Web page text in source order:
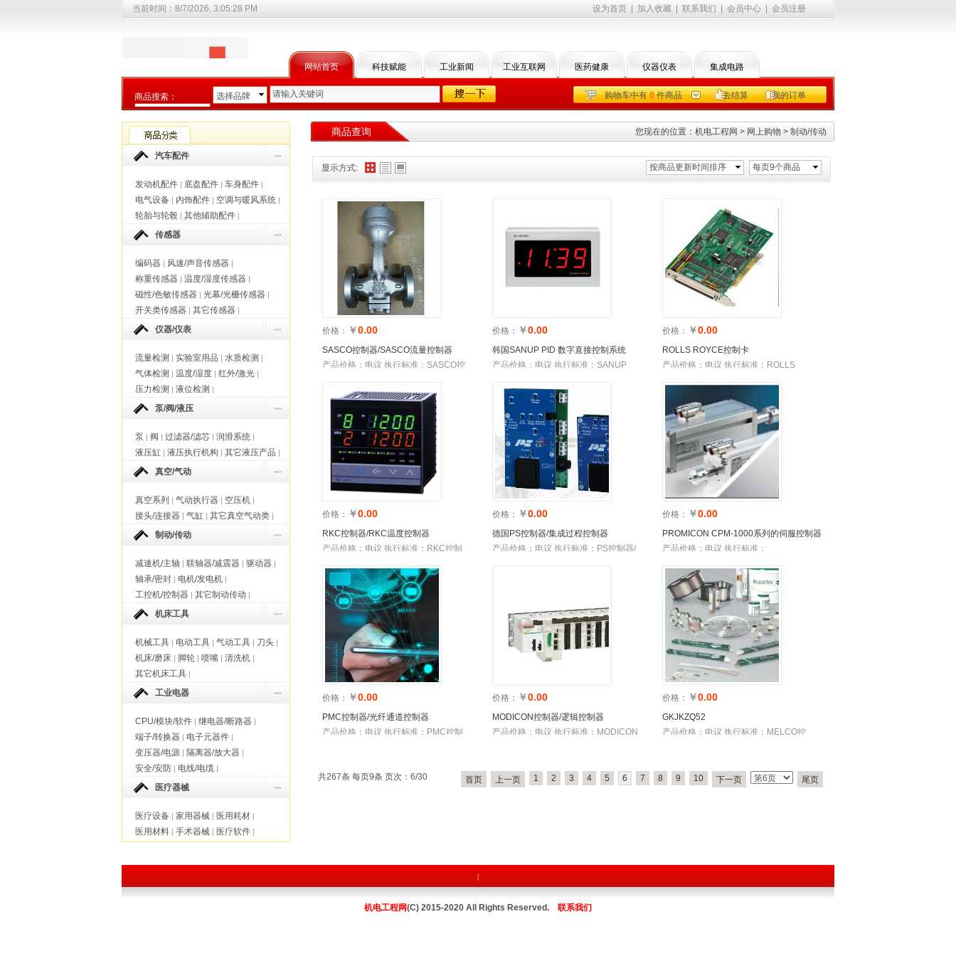
网站首页 科技赋能 工业新闻 工业互联网 医药健康 仪器仪表 集成电路
当前时间： 8/7/2026, 3:05:29 PM 设为首页 加入收藏 联系我们 会员中心 会员注册
购物车中有0件商品 去结算 我的订单
商品搜索：
制动/传动
选择品牌
汽车配件
发动机配件 | 底盘配件 | 车身配件 |
电气设备 | 内饰配件 | 空调与暖风系统 |
轮胎与轮毂 | 其他辅助配件 |
传感器
编码器 | 风速/声音传感器 |
称重传感器 | 温度/湿度传感器 |
磁性/色敏传感器 | 光幕/光栅传感器 |
开关类传感器 | 其它传感器 |
仪器/仪表
流量检测 | 实验室用品 | 水质检测 |
气体检测 | 温度/湿度 | 红外/激光 |
压力检测 | 液位检测 |
泵/阀/液压
泵 | 阀 | 过滤器/滤芯 | 润滑系统 |
液压缸 | 液压执行机构 | 其它液压产品 |
真空/气动
真空系列 | 气动执行器 | 空压机 |
接头/连接器 | 气缸 | 其它真空气动类 |
制动/传动
减速机/主轴 | 联轴器/减震器 | 驱动器 |
轴承/密封 | 电机/发电机 |
工控机/控制器 | 其它制动传动 |
机床工具
机械工具 | 电动工具 | 气动工具 | 刀头 |
机床/磨床 | 脚轮 | 喷嘴 | 清洗机 |
其它机床工具 |
工业电器
CPU/模块/软件 | 继电器/断路器 |
端子/转换器 | 电子元器件 |
变压器/电源 | 隔离器/放大器 |
安全/安防 | 电线/电缆 |
医疗器械
医疗设备 | 家用器械 | 医用耗材 |
医用材料 | 手术器械 | 医疗软件 |
商品查询 您现在的位置： 机电工程网 > 网上购物 > 制动/传动
按商品更新时间排序 每页9个商品
显示方式:
价格： ￥0.00
SASCO控制器/SASCO流量控制器
产品价格：电议 执行标准：SASCO控
价格： ￥0.00
韩国SANUP PID 数字直接控制系统
产品价格：电议 执行标准：SANUP
价格： ￥0.00
ROLLS ROYCE控制卡
产品价格：电议 执行标准：ROLLS
价格： ￥0.00
RKC控制器/RKC温度控制器
产品价格：电议 执行标准：RKC控制
价格： ￥0.00
德国PS控制器/集成过程控制器
产品价格：电议 执行标准：PS控制器/
价格： ￥0.00
PROMICON CPM-1000系列的伺服控制器
产品价格：电议 执行标准：
制器
价格： ￥0.00
PMC控制器/光纤通道控制器
产品价格：电议 执行标准：PMC控制
价格： ￥0.00
MODICON控制器/逻辑控制器
产品价格：电议 执行标准：MODICON
价格： ￥0.00
GKJKZQ52
产品价格：电议 执行标准：MELCO控
共267条 每页9条 页次：6/30 首页 上一页 1 2 3 4 5 6 7 8 9 10 下一页 尾页
|
机电工程网(C) 2015-2020 All Rights Reserved. 联系我们